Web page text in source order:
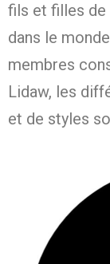
fils et filles de
dans le
membres
Lidaw, les
et de styles